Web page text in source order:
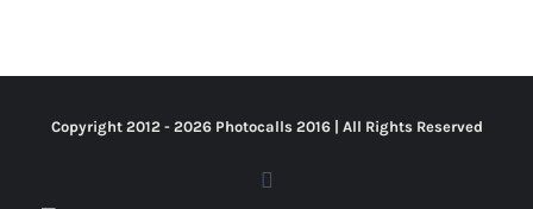
variantes.
opciones
Copyright 2012 - 2026 Photocalls 2016| All Rights Reserved